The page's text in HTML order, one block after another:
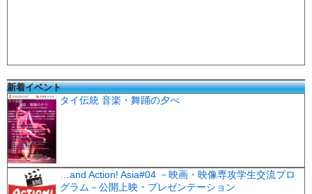
新着イベント
タイ伝統 音楽・舞踊の夕べ
…and Action! Asia#04 －映画・映像専攻学生交流プロ
グラム－公開上映・プレゼンテーション